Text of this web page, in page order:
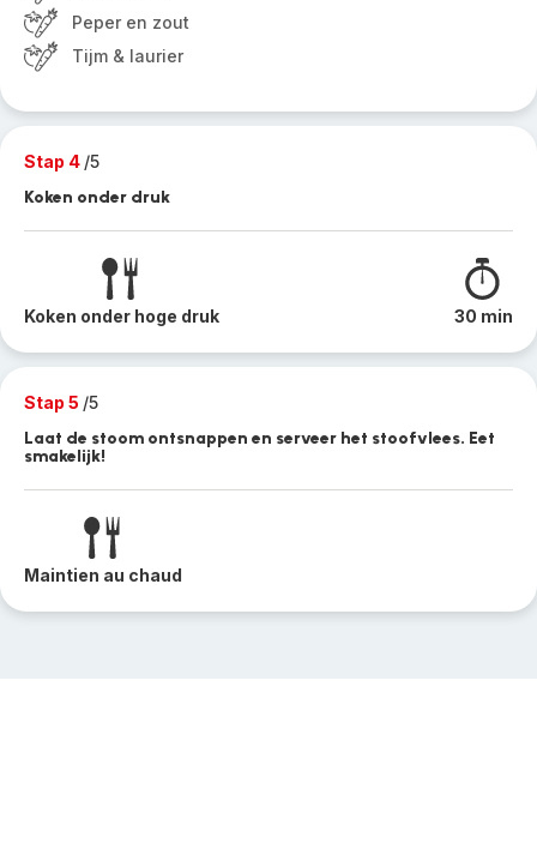
Peper en zout
Tijm & laurier
Stap 4 /5
Koken onder druk
Koken onder hoge druk 30 min
Stap 5 /5
Laat de stoom ontsnappen en serveer het stoofvlees. Eet
smakelijk!
Maintien au chaud